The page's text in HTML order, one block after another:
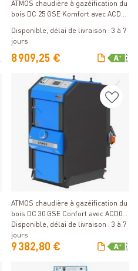
ATMOS chaudière à gazéification du
bois DC 25 GSE Komfort avec ACD04
Disponible, délai de livraison : 3 à 7
jours
8 909,25 €
Détails
ATMOS chaudière à gazéification du
bois DC 30 GSE Confort avec ACD04
et allumage automatique
Disponible, délai de livraison : 3 à 7
jours
9 382,80 €